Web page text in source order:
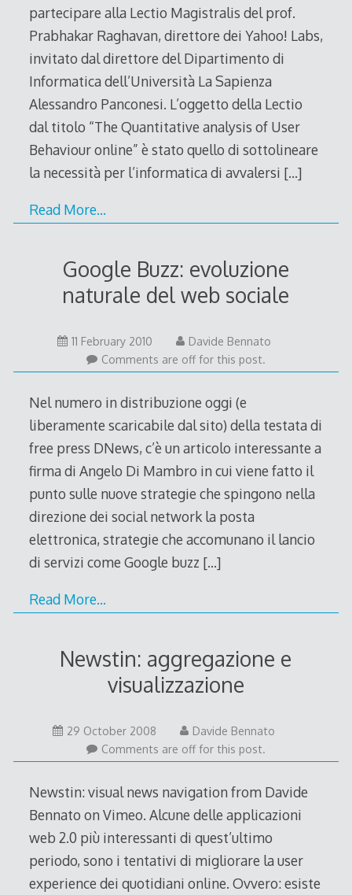
partecipare alla Lectio Magistralis del prof.
Prabhakar Raghavan, direttore dei Yahoo! Labs,
invitato dal direttore del Dipartimento di
Informatica dell’Università La Sapienza
Alessandro Panconesi. L’oggetto della Lectio
dal titolo “The Quantitative analysis of User
Behaviour online” è stato quello di sottolineare
la necessità per l’informatica di avvalersi […]
Read More…
Google Buzz: evoluzione
naturale del web sociale
11 February 201011
February
2010
Davide Bennato
Comments are off for this post.
Nel numero in distribuzione oggi (e
liberamente scaricabile dal sito) della testata di
free press DNews, c’è un articolo interessante a
firma di Angelo Di Mambro in cui viene fatto il
punto sulle nuove strategie che spingono nella
direzione dei social network la posta
elettronica, strategie che accomunano il lancio
di servizi come Google buzz […]
Read More…
Newstin: aggregazione e
visualizzazione
29 October 2008
October
2008
Davide Bennato
Comments are off for this post.
Newstin: visual news navigation from Davide
Bennato on Vimeo. Alcune delle applicazioni
web 2.0 più interessanti di quest’ultimo
periodo, sono i tentativi di migliorare la user
experience dei quotidiani online. Ovvero: esiste